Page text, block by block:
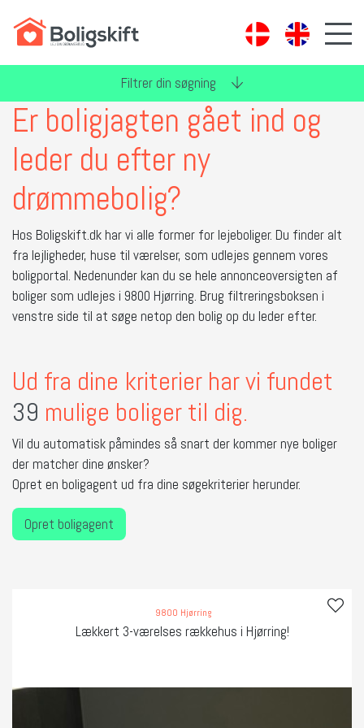
Filtrer din søgning
Er boligjagten gået ind og
leder du efter ny
drømmebolig?
Hos Boligskift.dk har vi alle former for lejeboliger. Du finder alt
fra lejligheder, huse til værelser, som udlejes gennem vores
boligportal. Nedenunder kan du se hele annonceoversigten af
boliger som udlejes i 9800 Hjørring. Brug filtreringsboksen i
venstre side til at søge netop den bolig op du leder efter.
Ud fra dine kriterier har vi fundet
39 mulige boliger til dig.
Vil du automatisk påmindes så snart der kommer nye boliger
der matcher dine ønsker?
Opret en boligagent ud fra dine søgekriterier herunder.
Opret boligagent
9800 Hjørring
Lækkert 3-værelses rækkehus i Hjørring!